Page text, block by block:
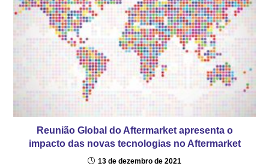
Reunião Global do Aftermarket apresenta o
impacto das novas tecnologias no Aftermarket
13 de dezembro de 2021